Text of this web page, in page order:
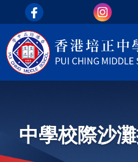
移至主內容
top_area
中學校際沙